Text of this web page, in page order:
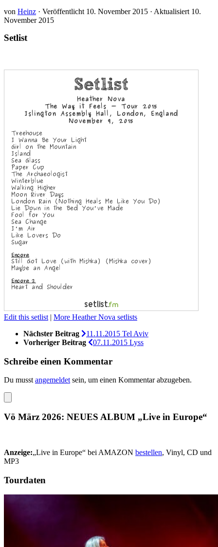
von Heinz · Veröffentlicht 10. November 2015 · Aktualisiert 10.
November 2015
Setlist
Edit this setlist | More Heather Nova setlists
Nächster Beitrag
11.11.2015 Tel Aviv
Vorheriger Beitrag
07.11.2015 Lyss
Schreibe einen Kommentar
Du musst angemeldet sein, um einen Kommentar abzugeben.
Vö März 2026: NEUES ALBUM „Live in Europe“
Anzeige:„Live in Europe“ bei AMAZON bestellen, Vinyl, CD und
MP3
Tourdaten